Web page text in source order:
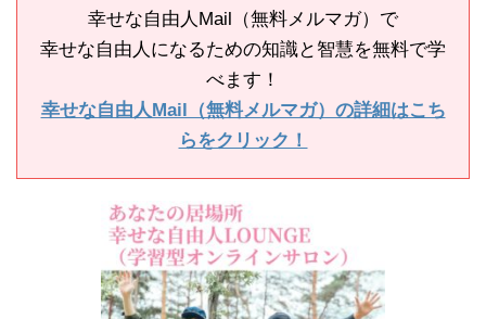
幸せな自由人Mail（無料メルマガ）で
幸せな自由人になるための知識と智慧を無料で学
べます！
幸せな自由人Mail（無料メルマガ）の詳細はこち
らをクリック！